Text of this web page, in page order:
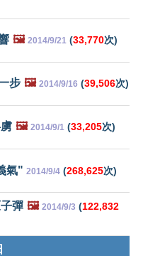
🖼️ 2014/9/21 (33,770次)
步 🖼️ 2014/9/16 (39,506次)
🖼️ 2014/9/1 (33,205次)
氣" 2014/9/4 (268,625次)
彈 🖼️ 2014/9/3 (122,832